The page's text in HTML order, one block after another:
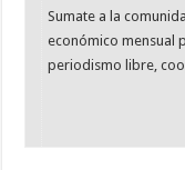
Sumate a la
económico mensual
periodismo libre,